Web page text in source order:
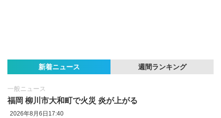
新着ニュース 週間ランキング
一般ニュース
福岡 柳川市大和町で火災 炎が上がる
2026年8月6日17:40